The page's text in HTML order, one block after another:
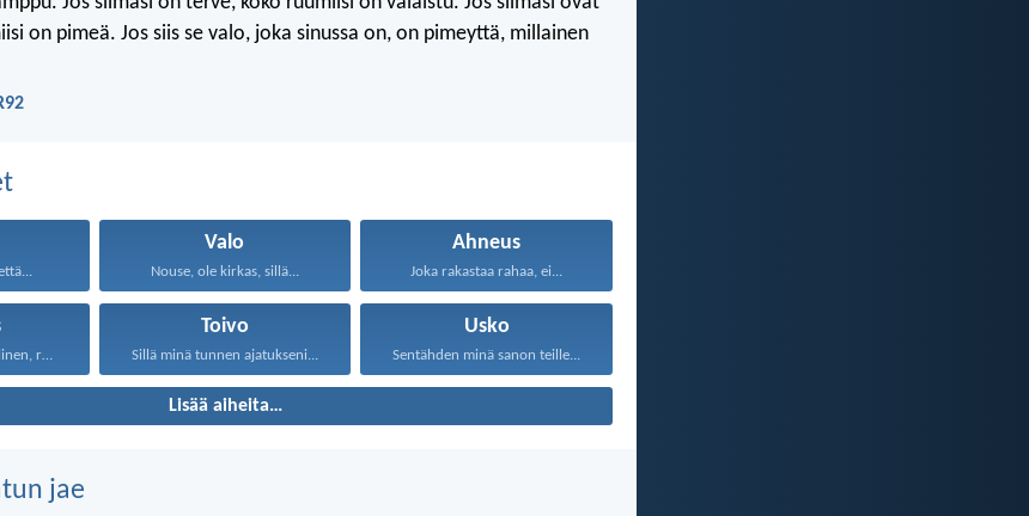
on pimeä. Jos siis se valo, joka sinussa on, on pimeyttä, millainen
Valo
Nouse, ole kirkas, sillä...
Ahneus
Joka rakastaa rahaa, ei...
Rakkaus on pitkämielinen, rakkaus...
Toivo
Sillä minä tunnen ajatukseni...
Usko
Sentähden minä sanon teille...
Lisää aiheita…
jae